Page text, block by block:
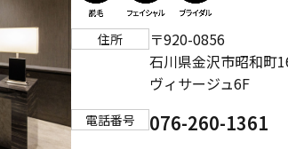
住所
〒920-0856
石川県金沢市昭和町
ヴィサージュ6F
電話番号 076-260-1361